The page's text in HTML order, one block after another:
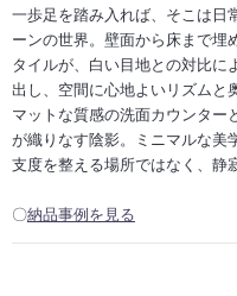
一歩足を踏み入れば、そこは日
ーンの世界。壁面から床まで埋
タイルが、白い目地との対比に
出し、空間に心地よいリズムと
マットな質感の洗面カウンター
が織りなす陰影。ミニマルな美
支度を整える場所ではなく、静
〇納品事例を見る